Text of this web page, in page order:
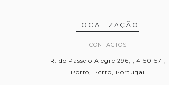
LOCALIZAÇÃO
CONTACTOS
R. do Passeio Alegre 296, , 4150-571,
Porto, Porto, Portugal